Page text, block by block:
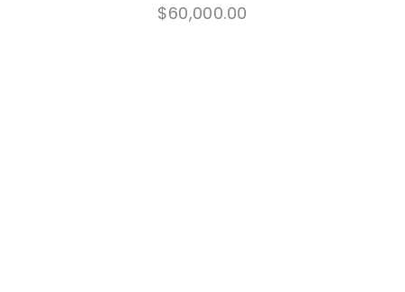
$60,000.00